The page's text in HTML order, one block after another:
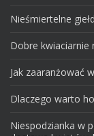
Nieśmiertelne
Dobre kwiaciarnie
Jak zaaranżować
Dlaczego warto
Niespodzianka w